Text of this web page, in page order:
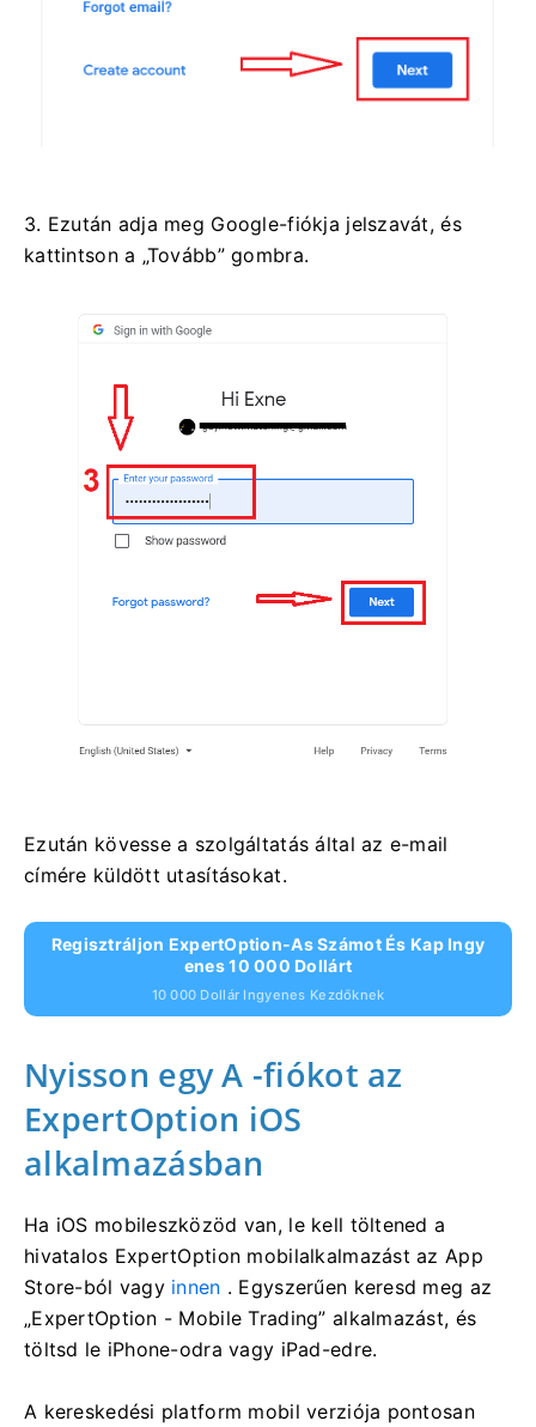
3. Ezután adja meg Google-fiókja jelszavát, és
kattintson a „Tovább” gombra.
Ezután kövesse a szolgáltatás által az e-mail
címére küldött utasításokat.
Regisztráljon ExpertOption-As Számot És Kap Ingy
Enes 10 000 Dollárt
10 000 Dollár Ingyenes Kezdőknek
Nyisson egy A -fiókot az
ExpertOption iOS
alkalmazásban
Ha iOS mobileszközöd van, le kell töltened a
hivatalos ExpertOption mobilalkalmazást az App
Store-ból vagy innen . Egyszerűen keresd meg az
„ExpertOption - Mobile Trading” alkalmazást, és
töltsd le iPhone-odra vagy iPad-edre.
A kereskedési platform mobil verziója pontosan